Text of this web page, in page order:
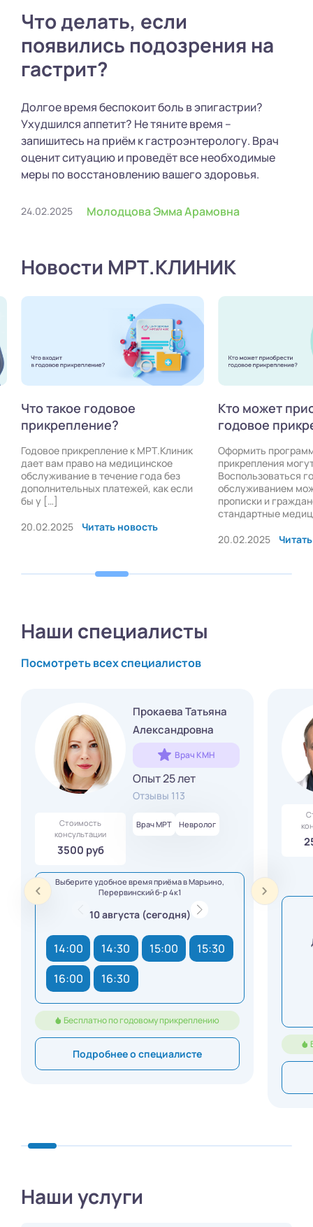
Что делать, если
появились подозрения на
гастрит?
Долгое время беспокоит боль в эпигастрии?
Ухудшился аппетит? Не тяните время –
запишитесь на приём к гастроэнтерологу. Врач
оценит ситуацию и проведёт все необходимые
меры по восстановлению вашего здоровья.
24.02.2025 Молодцова Эмма Арамовна
Новости МРТ.КЛИНИК
Что такое годовое
прикрепление?
Годовое прикрепление к МРТ.Клиник
дает вам право на медицинское
обслуживание в течение года без
дополнительных платежей, как если
бы у […]
20.02.2025
Читать новость
Кто может
годовое
Оформить
прикрепления
Воспользоваться
обслуживанием
прописки и
стандартные
20.02.2025
Наши специалисты
Посмотреть всех специалистов
Прокаева Татьяна
Александровна
Врач КМН
Опыт 25 лет
Отзывы 113
Стоимость
консультации
3500 руб
Врач МРТ Невролог
Выберите удобное время приёма в Марьино,
Перервинский б-р 4к1
10 августа (сегодня)
14:00 14:30 15:00
15:30
16:00
16:30
Бесплатно по годовому прикреплению
Подробнее о специалисте
Наши услуги